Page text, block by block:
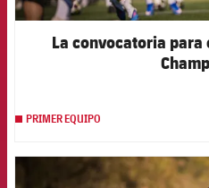
La convocatoria
PRIMER EQUIPO